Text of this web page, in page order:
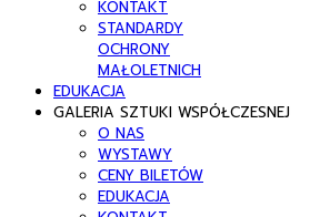
KONTAKT
STANDARDY
OCHRONY
MAŁOLETNICH
EDUKACJA
GALERIA SZTUKI WSPÓŁCZESNEJ
O NAS
WYSTAWY
CENY BILETÓW
EDUKACJA